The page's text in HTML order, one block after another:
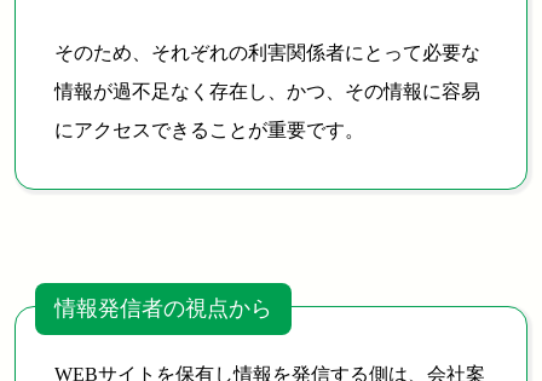
そのため、それぞれの利害関係者にとって必要な
情報が過不足なく存在し、かつ、その情報に容易
にアクセスできることが重要です。
情報発信者の視点から
WEBサイトを保有し情報を発信する側は、会社案